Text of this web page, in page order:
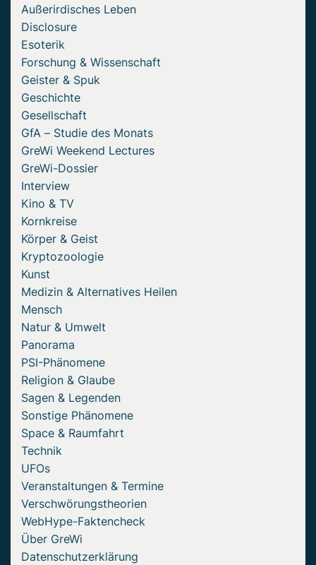
Außerirdisches Leben
Disclosure
Esoterik
Forschung & Wissenschaft
Geister & Spuk
Geschichte
Gesellschaft
GfA – Studie des Monats
GreWi Weekend Lectures
GreWi-Dossier
Interview
Kino & TV
Kornkreise
Körper & Geist
Kryptozoologie
Kunst
Medizin & Alternatives Heilen
Mensch
Natur & Umwelt
Panorama
PSI-Phänomene
Religion & Glaube
Sagen & Legenden
Sonstige Phänomene
Space & Raumfahrt
Technik
UFOs
Veranstaltungen & Termine
Verschwörungstheorien
WebHype-Faktencheck
Über GreWi
Datenschutzerklärung